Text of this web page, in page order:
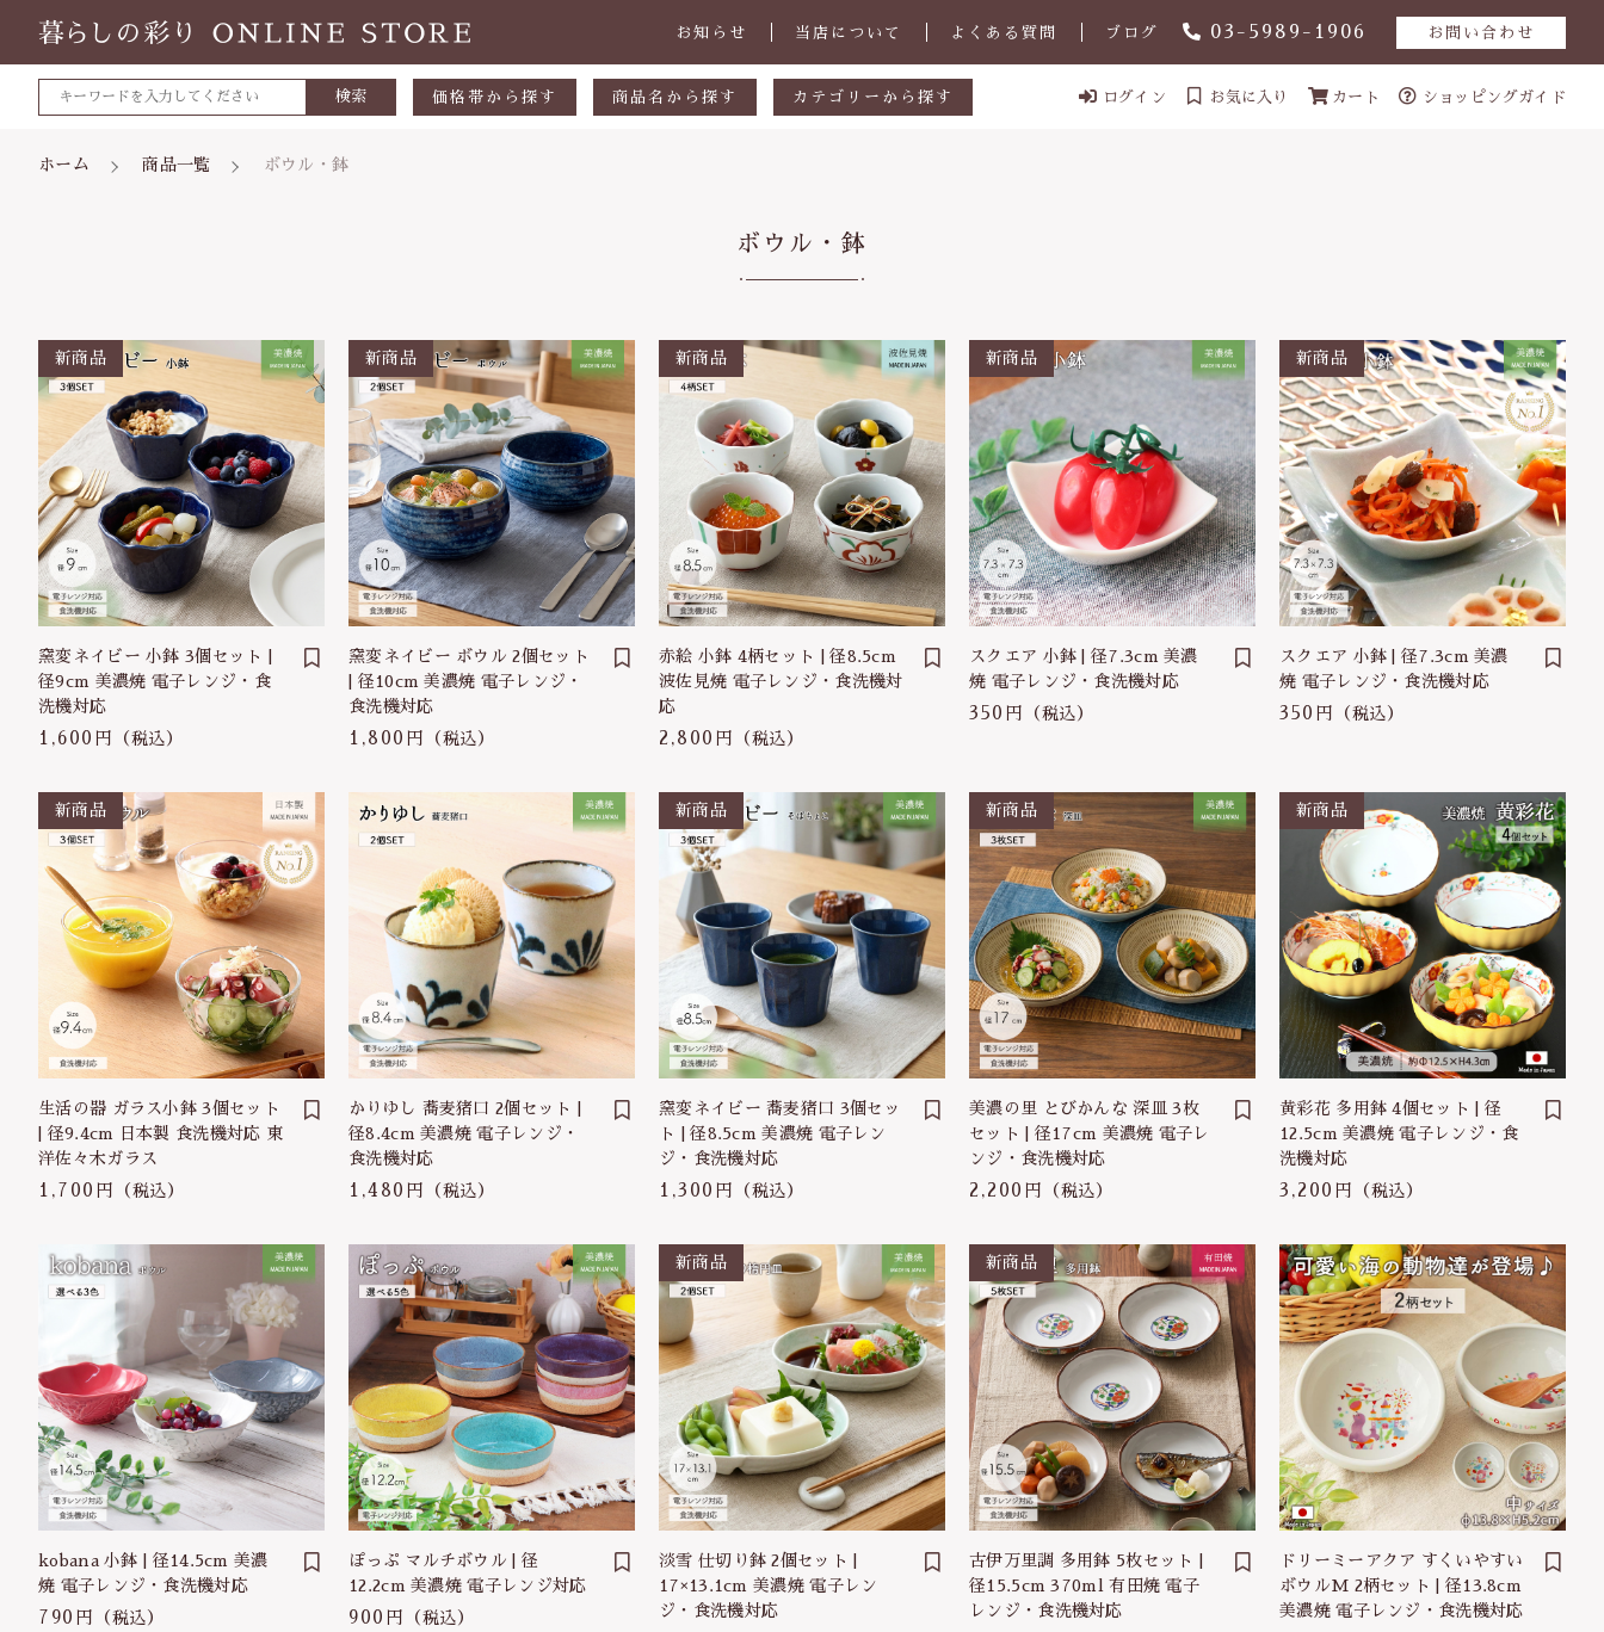
お知らせ 当店について よくある質問 ブログ 03-5989-1906 お問い合わせ
検索 価格帯から探す
2,000～3,000円
3,000円～
5000円～
8000円～
商品名から探す
な行
や行
わ行
カテゴリーから探す
中皿・取皿
ボウル・鉢
ランチプレート
急須・ポット・コーヒー関連
カトラリー
子ども食器（すくい易いシリーズ）
調理道具・卓上小物
保存容器・弁当箱
kobanaシリーズ
ぽっぷシリーズ
ログイン お気に入り カート ショッピングガイド
ホーム 商品一覧 ボウル・鉢
ボウル・鉢
窯変ネイビー 小鉢 3個セット |
径9cm 美濃焼 電子レンジ・食
洗機対応
1,600円 （税込）
窯変ネイビー ボウル 2個セット
| 径10cm 美濃焼 電子レンジ・
食洗機対応
1,800円 （税込）
赤絵 小鉢 4柄セット | 径8.5cm
波佐見焼 電子レンジ・食洗機対
応
2,800円 （税込）
スクエア 小鉢 | 径7.3cm 美濃
焼 電子レンジ・食洗機対応
350円 （税込）
スクエア 小鉢 | 径7.3cm 美濃
焼 電子レンジ・食洗機対応
350円 （税込）
生活の器 ガラス小鉢 3個セット
| 径9.4cm 日本製 食洗機対応 東
洋佐々木ガラス
1,700円 （税込）
かりゆし 蕎麦猪口 2個セット |
径8.4cm 美濃焼 電子レンジ・
食洗機対応
1,480円 （税込）
窯変ネイビー 蕎麦猪口 3個セッ
ト | 径8.5cm 美濃焼 電子レン
ジ・食洗機対応
1,300円 （税込）
美濃の里 とびかんな 深皿 3枚
セット | 径17cm 美濃焼 電子レ
ンジ・食洗機対応
2,200円 （税込）
黄彩花 多用鉢 4個セット | 径
12.5cm 美濃焼 電子レンジ・食
洗機対応
3,200円 （税込）
kobana 小鉢 | 径14.5cm 美濃
焼 電子レンジ・食洗機対応
790円 （税込）
ぽっぷ マルチボウル | 径
12.2cm 美濃焼 電子レンジ対応
900円 （税込）
淡雪 仕切り鉢 2個セット |
17×13.1cm 美濃焼 電子レン
ジ・食洗機対応
古伊万里調 多用鉢 5枚セット |
径15.5cm 370ml 有田焼 電子
レンジ・食洗機対応
ドリーミーアクア すくいやすい
ボウルM 2柄セット | 径13.8cm
美濃焼 電子レンジ・食洗機対応
価格帯
～
その他
在庫あり セール
並び順